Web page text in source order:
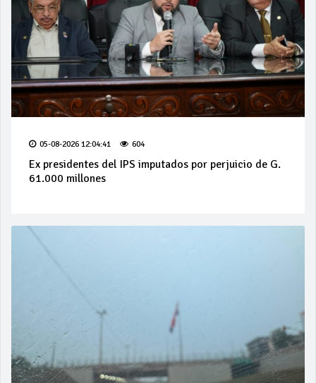
05-08-2026 12:04:41 604
Ex presidentes del IPS imputados por perjuicio de G.
61.000 millones